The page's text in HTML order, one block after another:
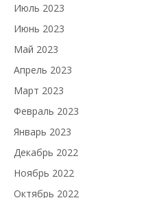
Июль 2023
Июнь 2023
Май 2023
Апрель 2023
Март 2023
Февраль 2023
Январь 2023
Декабрь 2022
Ноябрь 2022
Октябрь 2022